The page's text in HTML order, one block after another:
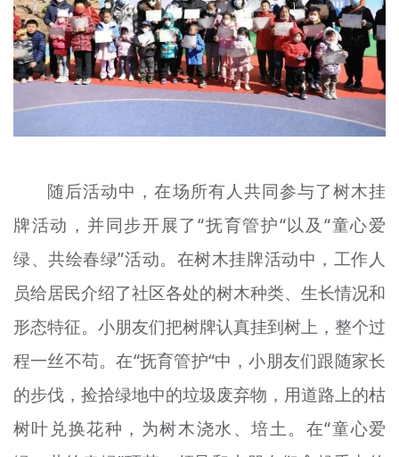
随后活动中，在场所有人共同参与了树木挂
牌活动，并同步开展了“抚育管护“以及“童心爱
绿、共绘春绿”活动。在树木挂牌活动中，工作人
员给居民介绍了社区各处的树木种类、生长情况和
形态特征。小朋友们把树牌认真挂到树上，整个过
程一丝不苟。在“抚育管护“中，小朋友们跟随家长
的步伐，捡拾绿地中的垃圾废弃物，用道路上的枯
树叶兑换花种，为树木浇水、培土。在“童心爱